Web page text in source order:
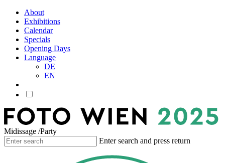
About
Exhibitions
Calendar
Specials
Opening Days
Language
DE
EN
Midissage /Party
Enter search and press return